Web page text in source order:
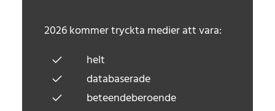
2026 kommer tryckta medier att vara:
helt
databaserade
beteendeberoende